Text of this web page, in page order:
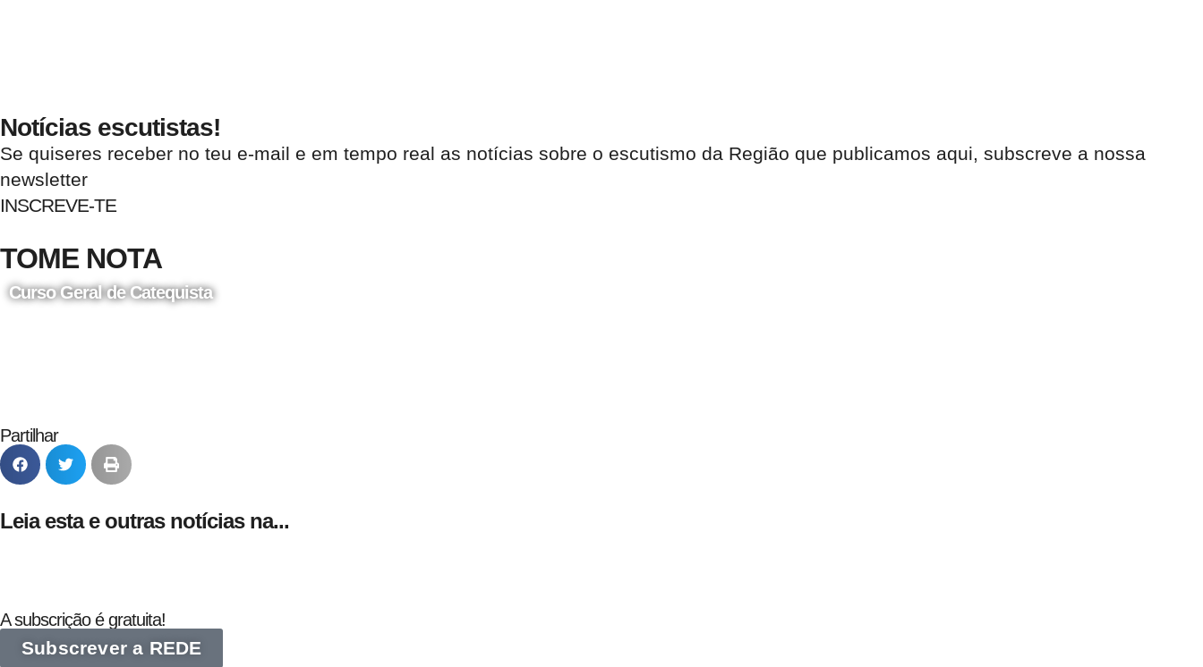
Notícias escutistas!
Se quiseres receber no teu e-mail e em tempo real as notícias sobre o escutismo da Região que publicamos aqui, subscreve a nossa
newsletter
INSCREVE-TE
TOME NOTA
Curso Geral de Catequista
Partilhar
Leia esta e outras notícias na...
A subscrição é gratuita!
Subscrever a REDE